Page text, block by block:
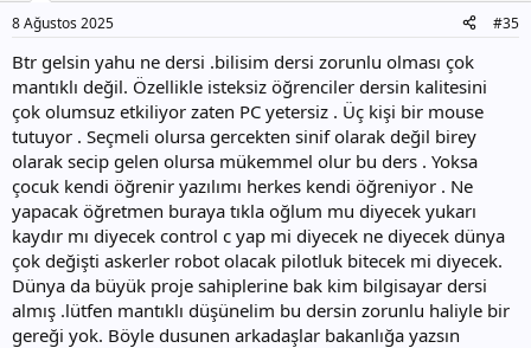
8 Ağustos 2025 #35
Btr gelsin yahu ne dersi .bilisim dersi zorunlu olması çok
mantıklı değil. Özellikle isteksiz öğrenciler dersin kalitesini
çok olumsuz etkiliyor zaten PC yetersiz . Üç kişi bir mouse
tutuyor . Seçmeli olursa gercekten sinif olarak değil birey
olarak secip gelen olursa mükemmel olur bu ders . Yoksa
çocuk kendi öğrenir yazılımı herkes kendi öğreniyor . Ne
yapacak öğretmen buraya tıkla oğlum mu diyecek yukarı
kaydır mı diyecek control c yap mi diyecek ne diyecek dünya
çok değişti askerler robot olacak pilotluk bitecek mi diyecek.
Dünya da büyük proje sahiplerine bak kim bilgisayar dersi
almış .lütfen mantıklı düşünelim bu dersin zorunlu haliyle bir
gereği yok. Böyle dusunen arkadaşlar bakanlığa yazsın